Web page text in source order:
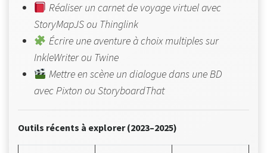
Réaliser un carnet de voyage virtuel avec
StoryMapJS ou Thinglink
Écrire une aventure à choix multiples sur
InkleWriter ou Twine
Mettre en scène un dialogue dans une BD
avec Pixton ou StoryboardThat
Outils récents à explorer (2023–2025)